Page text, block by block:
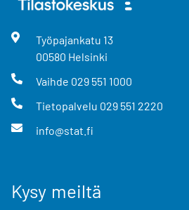
Työpajankatu 13
00580 Helsinki
Vaihde 029 551 1000
Tietopalvelu 029 551 2220
info@stat.fi
Kysy meiltä